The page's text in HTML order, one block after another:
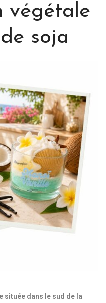
végétale
soja
située dans le sud de la